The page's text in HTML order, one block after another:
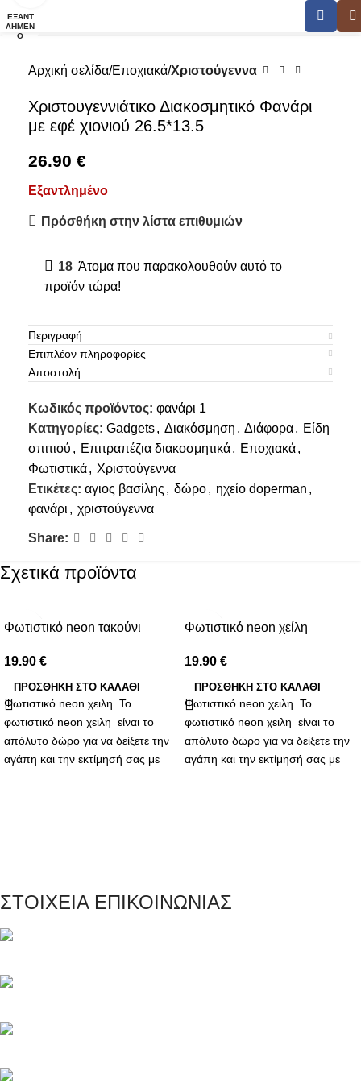
ΕΞΑΝΤ
ΛΗΜΈΝ
Ο
Αρχική σελίδα Εποχιακά Χριστούγεννα
Χριστουγεννιάτικο Διακοσμητικό Φανάρι
με εφέ χιονιού 26.5*13.5
26.90 €
Εξαντλημένο
Πρόσθήκη στην λίστα επιθυμιών
18 Άτομα που παρακολουθούν αυτό το
προϊόν τώρα!
Περιγραφή
Επιπλέον πληροφορίες
Αποστολή
Κωδικός προϊόντος: φανάρι 1
Κατηγορίες: Gadgets, Διακόσμηση , Διάφορα, Είδη
σπιτιού , Επιτραπέζια διακοσμητικά, Εποχιακά,
Φωτιστικά, Χριστούγεννα
Ετικέτες: αγιος βασίλης , δώρο, ηχείο doperman ,
φανάρι , χριστούγεννα
Share:
Σχετικά προϊόντα
Φωτιστικό neon τακούνι
19.90 €
ΠΡΟΣΘΉΚΗ ΣΤΟ ΚΑΛΆΘΙ
Φωτιστικό neon χειλη. Το
φωτιστικό neon χειλη είναι το
απόλυτο δώρο για να δείξετε την
αγάπη και την εκτίμησή σας με
Φωτιστικό neon χείλη
19.90 €
ΠΡΟΣΘΉΚΗ ΣΤΟ ΚΑΛΆΘΙ
Φωτιστικό neon χειλη. Το
φωτιστικό neon χειλη είναι το
απόλυτο δώρο για να δείξετε την
αγάπη και την εκτίμησή σας με
ΣΤΟΙΧΕΙΑ ΕΠΙΚΟΙΝΩΝΙΑΣ